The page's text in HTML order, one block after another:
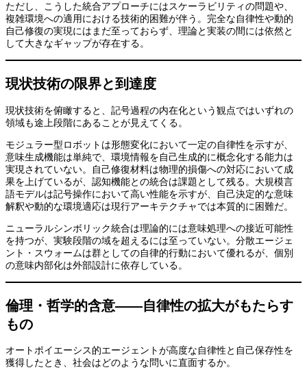
ただし、こうした統合アプローチにはスケーラビリティの問題や、
複雑環境への適用における技術的困難が伴う。完全な自律性や動的
自己修復の実現にはまだ至っておらず、理論と実装の間には依然と
して大きなギャップが存在する。
現状技術の限界と到達度
現状技術を俯瞰すると、記号過程の内在化という観点ではいずれの
領域も途上段階にあることが見えてくる。
モジュラー型ロボットは形態変化において一定の自律性を示すが、
意味生成機能は単純で、環境情報を自己生成的に概念化する能力は
実現されていない。自己修復材料は物理的損傷への対応において成
果を上げているが、認知機能との統合は課題として残る。大規模言
語モデルは記号操作において高い性能を示すが、自己決定的な意味
解釈や動的な環境適応は現行アーキテクチャでは本質的に困難だ。
ニューラルシンボリック統合は理論的には意味処理への接近可能性
を持つが、実験段階の域を超えるには至っていない。分散エージェ
ント・スウォームは群としての自律的行動において優れるが、個別
の意味内部化は外部設計に依存している。
倫理・哲学的含意——自律性の拡大がもたらす
もの
オートポイエーシス的エージェントが高度な自律性と自己保存性を
獲得したとき、社会はどのような問いに直面するか。